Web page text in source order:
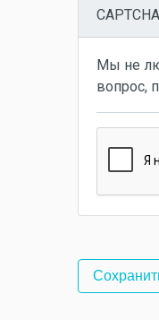
CAPTCHA
Мы не
вопрос,